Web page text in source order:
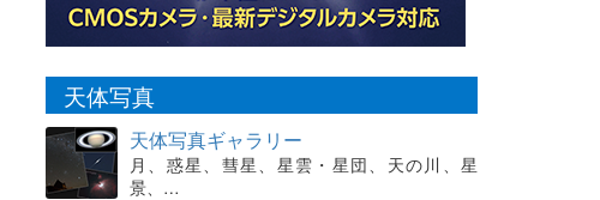
天体写真
天体写真ギャラリー
月、惑星、彗星、星雲・星団、天の川、星
景、…